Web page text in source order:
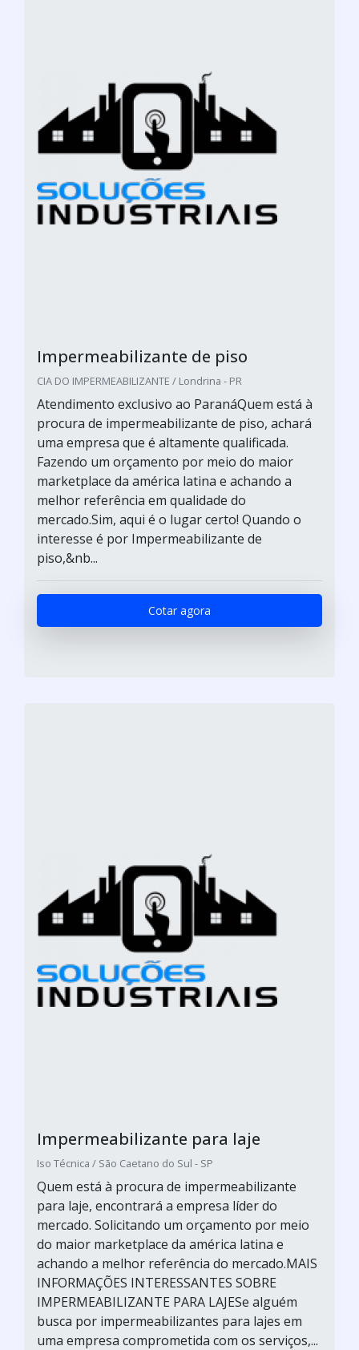
Impermeabilizante de piso
CIA DO IMPERMEABILIZANTE / Londrina - PR
Atendimento exclusivo ao ParanáQuem está à
procura de impermeabilizante de piso, achará
uma empresa que é altamente qualificada.
Fazendo um orçamento por meio do maior
marketplace da américa latina e achando a
melhor referência em qualidade do
mercado.Sim, aqui é o lugar certo! Quando o
interesse é por Impermeabilizante de
piso,&nb...
Cotar agora
Impermeabilizante para laje
Iso Técnica / São Caetano do Sul - SP
Quem está à procura de impermeabilizante
para laje, encontrará a empresa líder do
mercado. Solicitando um orçamento por meio
do maior marketplace da américa latina e
achando a melhor referência do mercado.MAIS
INFORMAÇÕES INTERESSANTES SOBRE
IMPERMEABILIZANTE PARA LAJESe alguém
busca por impermeabilizantes para lajes em
uma empresa comprometida com os serviços,...